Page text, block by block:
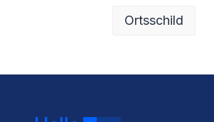
Ortsschild